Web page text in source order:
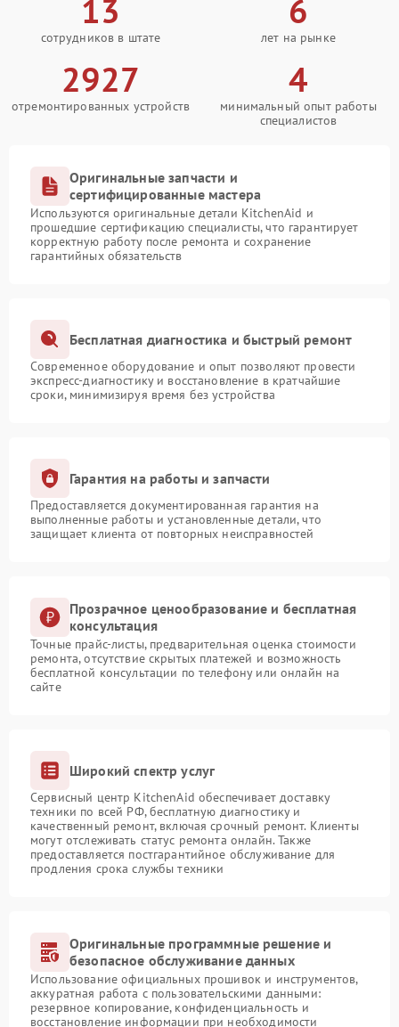
13
сотрудников в штате
6
лет на рынке
2927
отремонтированных устройств
4
минимальный опыт работы
специалистов
Оригинальные запчасти и
сертифицированные мастера
Используются оригинальные детали KitchenAid и
прошедшие сертификацию специалисты, что гарантирует
корректную работу после ремонта и сохранение
гарантийных обязательств
Бесплатная диагностика и быстрый ремонт
Современное оборудование и опыт позволяют провести
экспресс-диагностику и восстановление в кратчайшие
сроки, минимизируя время без устройства
Гарантия на работы и запчасти
Предоставляется документированная гарантия на
выполненные работы и установленные детали, что
защищает клиента от повторных неисправностей
Прозрачное ценообразование и бесплатная
консультация
Точные прайс-листы, предварительная оценка стоимости
ремонта, отсутствие скрытых платежей и возможность
бесплатной консультации по телефону или онлайн на
сайте
Широкий спектр услуг
Сервисный центр KitchenAid обеспечивает доставку
техники по всей РФ, бесплатную диагностику и
качественный ремонт, включая срочный ремонт. Клиенты
могут отслеживать статус ремонта онлайн. Также
предоставляется постгарантийное обслуживание для
продления срока службы техники
Оригинальные программные решение и
безопасное обслуживание данных
Использование официальных прошивок и инструментов,
аккуратная работа с пользовательскими данными:
резервное копирование, конфиденциальность и
восстановление информации при необходимости